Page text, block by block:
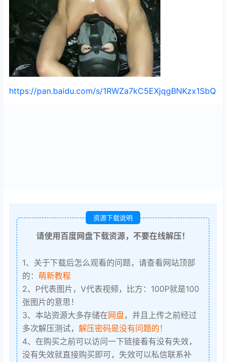
https://pan.baidu.com/s/1RWZa7kC5EXjqgBNKzx1SbQ
资源下载说明
请使用百度网盘下载资源，不要在线解压！
1、关于下载后怎么观看的问题，请查看网站顶部
的： 萌新教程
2、P代表图片，V代表视频，比方：100P就是100
张图片的意思！
3、本站资源大多存储在网盘，并且上传之前经过
多次解压测试， 解压密码是没有问题的！
4、在购买之前可以访问一下链接看有没有失效，
没有失效就直接购买即可，失效可以私信联系补